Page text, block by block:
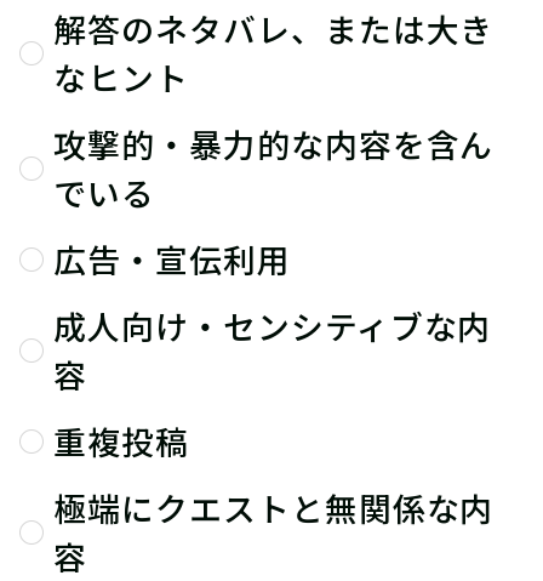
解答のネタバレ、または大き
なヒント
攻撃的・暴力的な内容を含ん
でいる
広告・宣伝利用
成人向け・センシティブな内
容
重複投稿
極端にクエストと無関係な内
容